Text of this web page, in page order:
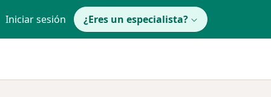
Iniciar sesión ¿Eres un especialista?